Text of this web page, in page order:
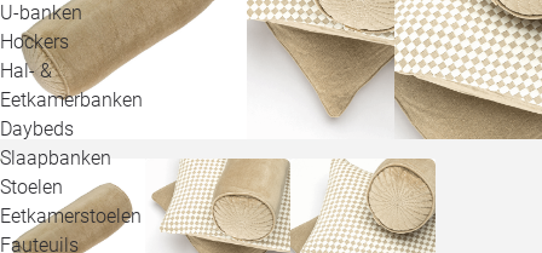
U-banken
Hockers
Hal- &
Eetkamerbanken
Daybeds
Slaapbanken
Stoelen
Eetkamerstoelen
Fauteuils